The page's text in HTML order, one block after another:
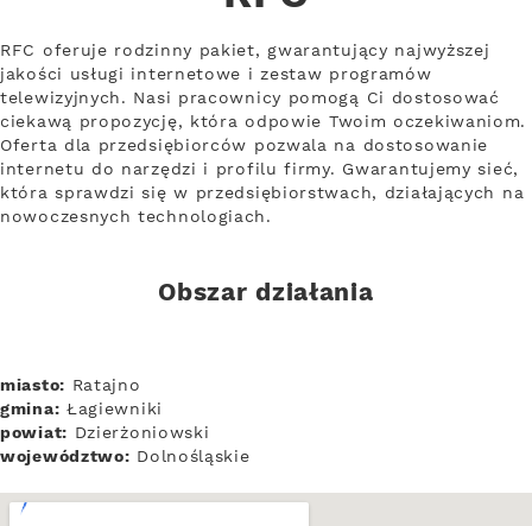
RFC oferuje rodzinny pakiet, gwarantujący najwyższej
jakości usługi internetowe i zestaw programów
telewizyjnych. Nasi pracownicy pomogą Ci dostosować
ciekawą propozycję, która odpowie Twoim oczekiwaniom.
Oferta dla przedsiębiorców pozwala na dostosowanie
internetu do narzędzi i profilu firmy. Gwarantujemy sieć,
która sprawdzi się w przedsiębiorstwach, działających na
nowoczesnych technologiach.
Obszar działania
miasto: Ratajno
gmina: Łagiewniki
powiat: Dzierżoniowski
województwo: Dolnośląskie